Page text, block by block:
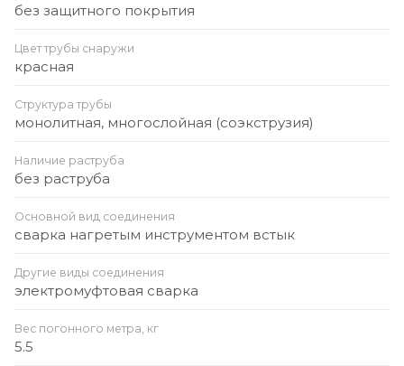
без защитного покрытия
Цвет трубы снаружи
красная
Структура трубы
монолитная, многослойная (соэкструзия)
Наличие раструба
без раструба
Основной вид соединения
сварка нагретым инструментом встык
Другие виды соединения
электромуфтовая сварка
Вес погонного метра, кг
5.5